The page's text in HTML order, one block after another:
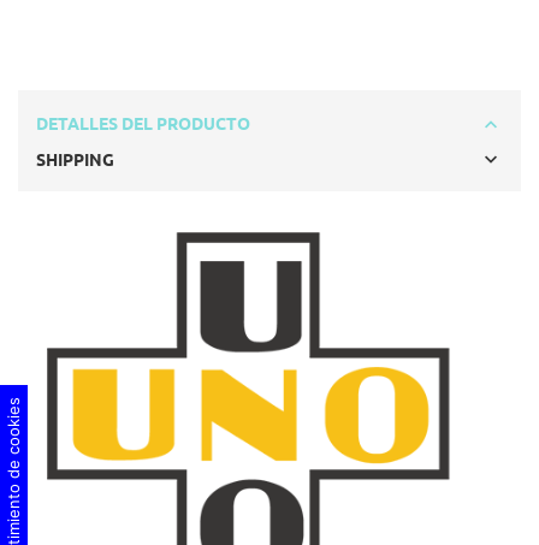
DETALLES DEL PRODUCTO
SHIPPING
Consentimiento de cookies